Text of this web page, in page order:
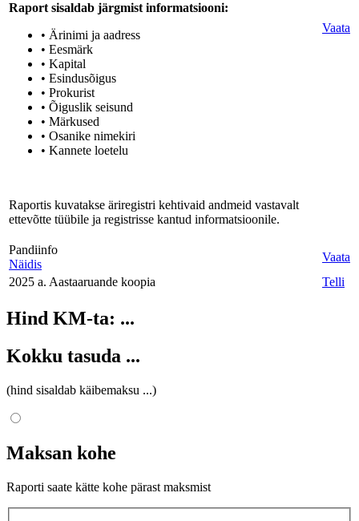
Raport sisaldab järgmist informatsiooni:
• Ärinimi ja aadress
• Eesmärk
• Kapital
• Esindusõigus
• Prokurist
• Õiguslik seisund
• Märkused
• Osanike nimekiri
• Kannete loetelu
Raportis kuvatakse äriregistri kehtivaid andmeid vastavalt
ettevõtte tüübile ja registrisse kantud informatsioonile.
Vaata
Pandiinfo
Näidis
Vaata
2025 a. Aastaaruande koopia
Telli
Hind KM-ta: ...
Kokku tasuda ...
(hind sisaldab käibemaksu ...)
Maksan kohe
Raporti saate kätte kohe pärast maksmist